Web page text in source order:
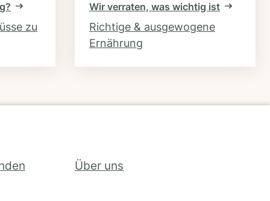
zu
Wir verraten, was wichtig ist
Richtige & ausgewogene
Ernährung
Über uns